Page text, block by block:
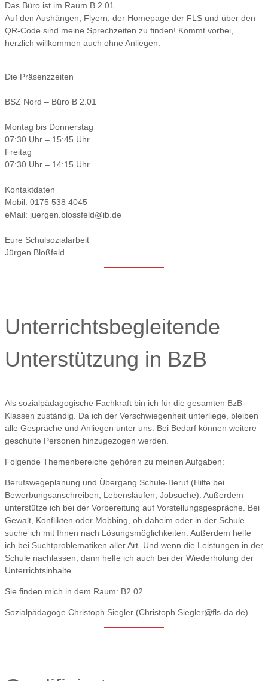
Das Büro ist im Raum B 2.01
Auf den Aushängen, Flyern, der Homepage der FLS und über den
QR-Code sind meine Sprechzeiten zu finden! Kommt vorbei,
herzlich willkommen auch ohne Anliegen.
Die Präsenzzeiten
BSZ Nord – Büro B 2.01
Montag bis Donnerstag
07:30 Uhr – 15:45 Uhr
Freitag
07:30 Uhr – 14:15 Uhr
Kontaktdaten
Mobil: 0175 538 4045
eMail: juergen.blossfeld@ib.de
Eure Schulsozialarbeit
Jürgen Bloßfeld
Unterrichtsbegleitende
Unterstützung in BzB
Als sozialpädagogische Fachkraft bin ich für die gesamten BzB-
Klassen zuständig. Da ich der Verschwiegenheit unterliege, bleiben
alle Gespräche und Anliegen unter uns. Bei Bedarf können weitere
geschulte Personen hinzugezogen werden.
Folgende Themenbereiche gehören zu meinen Aufgaben:
Berufswegeplanung und Übergang Schule-Beruf (Hilfe bei
Bewerbungsanschreiben, Lebensläufen, Jobsuche). Außerdem
unterstütze ich bei der Vorbereitung auf Vorstellungsgespräche. Bei
Gewalt, Konflikten oder Mobbing, ob daheim oder in der Schule
suche ich mit Ihnen nach Lösungsmöglichkeiten. Außerdem helfe
ich bei Suchtproblematiken aller Art. Und wenn die Leistungen in der
Schule nachlassen, dann helfe ich auch bei der Wiederholung der
Unterrichtsinhalte.
Sie finden mich in dem Raum: B2.02
Sozialpädagoge Christoph Siegler (Christoph.Siegler@fls-da.de)